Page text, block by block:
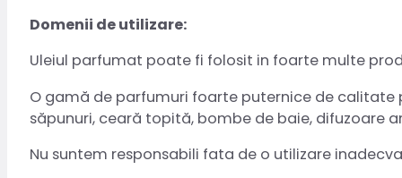
Domenii de utilizare:
Uleiul parfumat poate fi folosit in foarte multe
O gamă de parfumuri foarte puternice de calitate
săpunuri, ceară topită, bombe de baie, difuzoare
Nu suntem responsabili fata de o utilizare